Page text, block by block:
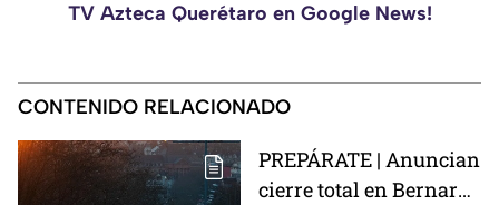
TV Azteca Querétaro en Google News!
CONTENIDO RELACIONADO
PREPÁRATE | Anuncian
cierre total en Bernardo